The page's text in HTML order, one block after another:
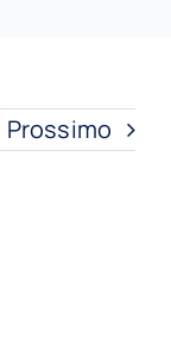
Prossimo